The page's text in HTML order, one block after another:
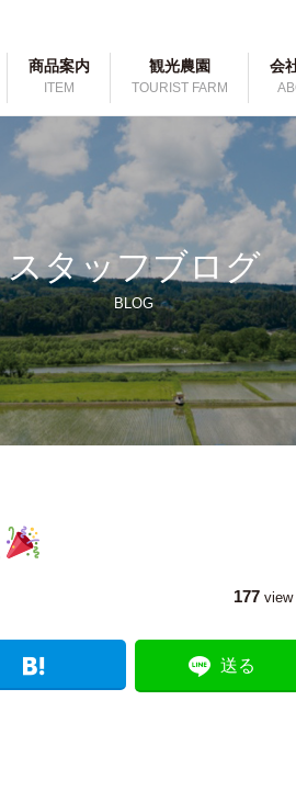
商品案内
ITEM
観光農園
TOURIST FARM
会
スタッフブログ
BLOG
177 view
送る